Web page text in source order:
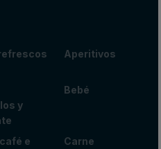
Aperitivos
y
Bebé
e
Carne